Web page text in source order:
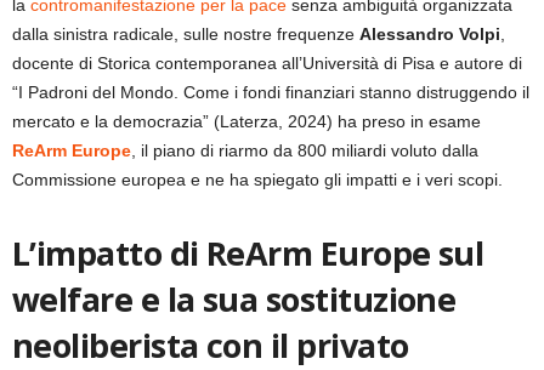
la contromanifestazione per la pace senza ambiguità organizzata
dalla sinistra radicale, sulle nostre frequenze Alessandro Volpi,
docente di Storica contemporanea all’Università di Pisa e autore di
“I Padroni del Mondo. Come i fondi finanziari stanno distruggendo il
mercato e la democrazia” (Laterza, 2024) ha preso in esame
ReArm Europe, il piano di riarmo da 800 miliardi voluto dalla
Commissione europea e ne ha spiegato gli impatti e i veri scopi.
L’impatto di ReArm Europe sul
welfare e la sua sostituzione
neoliberista con il privato